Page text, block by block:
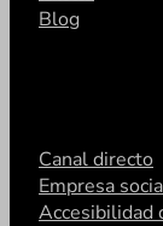
Blog
Canal directo
Empresa
Accesibilidad